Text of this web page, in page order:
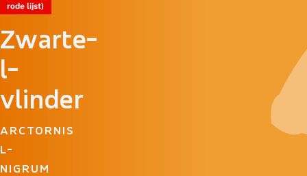
rode lijst)
Zwarte-
l-
vlinder
ARCTORNIS
L-
NIGRUM